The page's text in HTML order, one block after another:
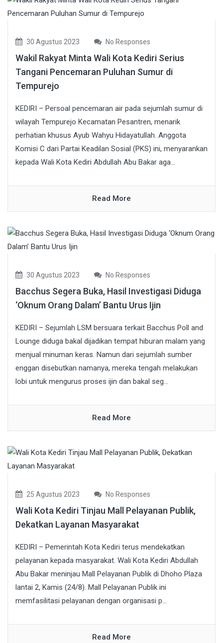
30 Agustus 2023 No Responses
Wakil Rakyat Minta Wali Kota Kediri Serius
Tangani Pencemaran Puluhan Sumur di
Tempurejo
KEDIRI – Persoal pencemaran air pada sejumlah sumur di
wilayah Tempurejo Kecamatan Pesantren, menarik
perhatian khusus Ayub Wahyu Hidayatullah. Anggota
Komisi C dari Partai Keadilan Sosial (PKS) ini, menyarankan
kepada Wali Kota Kediri Abdullah Abu Bakar aga...
Read More
30 Agustus 2023 No Responses
Bacchus Segera Buka, Hasil Investigasi Diduga
‘Oknum Orang Dalam’ Bantu Urus Ijin
KEDIRI – Sejumlah LSM bersuara terkait Bacchus Poll and
Lounge diduga bakal dijadikan tempat hiburan malam yang
menjual minuman keras. Namun dari sejumlah sumber
enggan disebutkan namanya, mereka tengah melakukan
lobi untuk mengurus proses ijin dan bakal seg...
Read More
25 Agustus 2023 No Responses
Wali Kota Kediri Tinjau Mall Pelayanan Publik,
Dekatkan Layanan Masyarakat
KEDIRI – Pemerintah Kota Kediri terus mendekatkan
pelayanan kepada masyarakat. Wali Kota Kediri Abdullah
Abu Bakar meninjau Mall Pelayanan Publik di Dhoho Plaza
lantai 2, Kamis (24/8). Mall Pelayanan Publik ini
memfasilitasi pelayanan dengan organisasi p...
Read More